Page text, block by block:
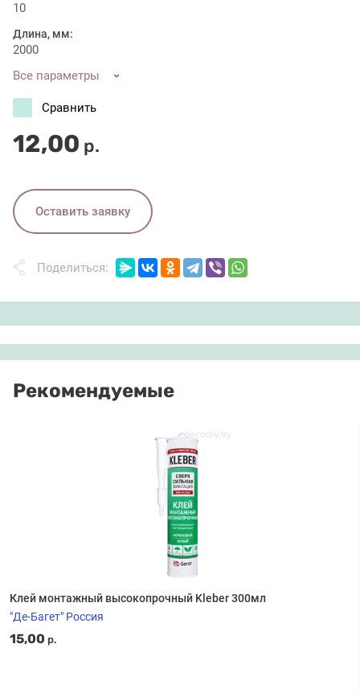
10
Длина, мм:
2000
Все параметры
12,00 р.
Сравнить
Оставить заявку
Поделиться:
Рекомендуемые
Клей монтажный высокопрочный Kleber 300мл
"Де-Багет" Россия
15,00 р.